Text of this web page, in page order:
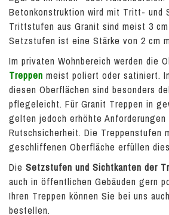
Betonkonstruktion wird mit Tritt- und
Trittstufen aus Granit sind meist 3
Setzstufen ist eine Stärke von 2 cm
Im privaten Wohnbereich werden die
Treppen meist poliert oder satiniert.
diesen Oberflächen sind besonders
pflegeleicht. Für Granit Treppen in
gelten jedoch erhöhte Anforderungen
Rutschsicherheit. Die Treppenstufen
geschliffenen Oberfläche erfüllen
Die Setzstufen und Sichtkanten der
auch in öffentlichen Gebäuden gern
Ihren Treppen können Sie bei uns
bestellen.